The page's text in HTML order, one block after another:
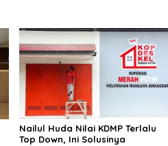
Nailul Huda Nilai KDMP Terlalu
Top Down, Ini Solusinya